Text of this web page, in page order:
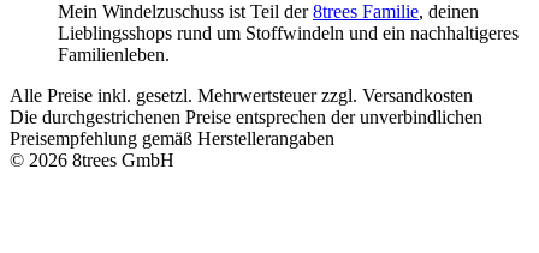
Mein Windelzuschuss ist Teil der8trees Familie, deinen
Lieblingsshops rund um Stoffwindeln und ein nachhaltigeres
Familienleben.
Alle Preise inkl. gesetzl. Mehrwertsteuer zzgl. Versandkosten
Die durchgestrichenen Preise entsprechen der unverbindlichen
Preisempfehlung gemäß Herstellerangaben
© 2026 8trees GmbH